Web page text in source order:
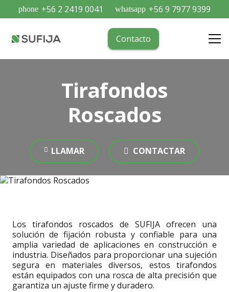
phone +56 2 2419 0041 whatsapp +56 9 7977 9399
Contacto
Tirafondos
Roscados
LLAMAR CONTACTAR
Los tirafondos roscados de SUFIJA ofrecen una
solución de fijación robusta y confiable para una
amplia variedad de aplicaciones en construcción e
industria. Diseñados para proporcionar una sujeción
segura en materiales diversos, estos tirafondos
están equipados con una rosca de alta precisión que
garantiza un ajuste firme y duradero.